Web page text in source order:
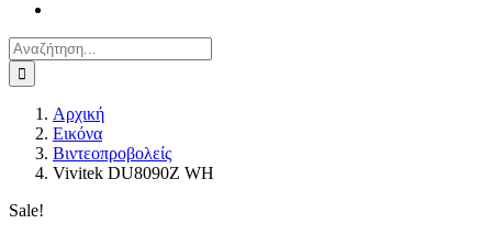
Αναζήτηση
για:
Αρχική
Εικόνα
Βιντεοπροβολείς
Vivitek DU8090Z WH
Sale!